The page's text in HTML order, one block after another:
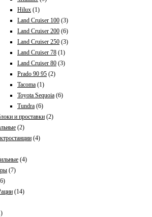
Hilux (1)
Land Cruiser 100 (3)
Land Cruiser 200 (6)
Land Cruiser 250 (3)
Land Cruiser 78 (1)
Land Cruiser 80 (3)
Prado 90 95 (2)
Tacoma (1)
Toyota Sequoia (6)
Tundra (6)
и проставки (2)
(2)
(4)
(4)
(7)
(14)